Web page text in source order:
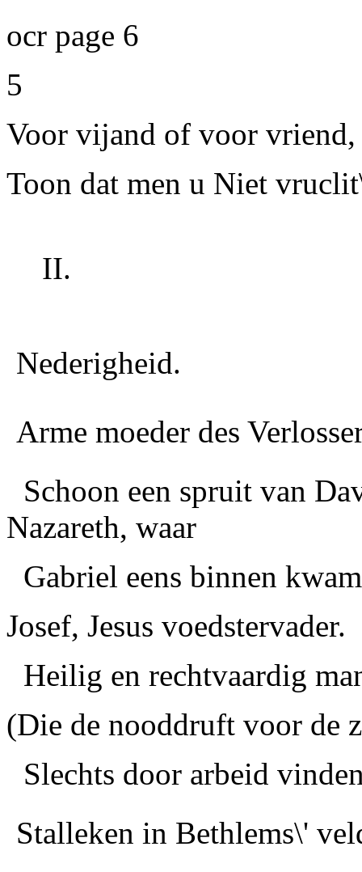
ocr page 6
5
Voor vijand of voor
Toon dat men u Niet
II.
Nederigheid.
Arme moeder des
Schoon een spruit van
Nazareth, waar
Gabriel eens binnen
Josef, Jesus voedstervader.
Heilig en rechtvaardig
(Die de nooddruft voor de
Slechts door arbeid
Stalleken in Bethlems\'